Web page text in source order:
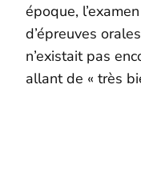
époque,
d’épreuves
n’existait pas
allant de « très